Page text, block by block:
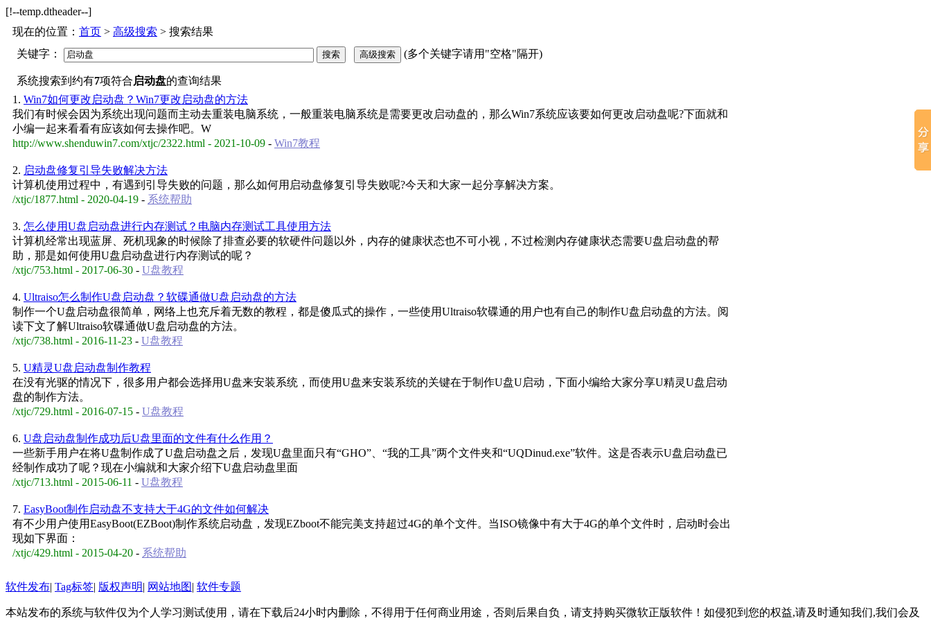
[!--temp.dtheader--]
现在的位置： 首页 > 高级搜索 > 搜索结果
关键字：
(多个关键字请用"空格"隔开)
系统搜索到约有7项符合启动盘的查询结果
1. Win7如何更改启动盘？Win7更改启动盘的方法
我们有时候会因为系统出现问题而主动去重装电脑系统，一般重装电脑系统是需要更改启动盘的，那么Win7系统应该要如何更改启动盘呢?下面就和
小编一起来看看有应该如何去操作吧。W
http://www.shenduwin7.com/xtjc/2322.html - 2021-10-09 - Win7教程
2. 启动盘修复引导失败解决方法
计算机使用过程中，有遇到引导失败的问题，那么如何用启动盘修复引导失败呢?今天和大家一起分享解决方案。
/xtjc/1877.html - 2020-04-19 - 系统帮助
3. 怎么使用U盘启动盘进行内存测试？电脑内存测试工具使用方法
计算机经常出现蓝屏、死机现象的时候除了排查必要的软硬件问题以外，内存的健康状态也不可小视，不过检测内存健康状态需要U盘启动盘的帮
助，那是如何使用U盘启动盘进行内存测试的呢？
/xtjc/753.html - 2017-06-30 - U盘教程
4. Ultraiso怎么制作U盘启动盘？软碟通做U盘启动盘的方法
制作一个U盘启动盘很简单，网络上也充斥着无数的教程，都是傻瓜式的操作，一些使用Ultraiso软碟通的用户也有自己的制作U盘启动盘的方法。阅
读下文了解Ultraiso软碟通做U盘启动盘的方法。
/xtjc/738.html - 2016-11-23 - U盘教程
5. U精灵U盘启动盘制作教程
在没有光驱的情况下，很多用户都会选择用U盘来安装系统，而使用U盘来安装系统的关键在于制作U盘U启动，下面小编给大家分享U精灵U盘启动
盘的制作方法。
/xtjc/729.html - 2016-07-15 - U盘教程
6. U盘启动盘制作成功后U盘里面的文件有什么作用？
一些新手用户在将U盘制作成了U盘启动盘之后，发现U盘里面只有“GHO”、“我的工具”两个文件夹和“UQDinud.exe”软件。这是否表示U盘启动盘已
经制作成功了呢？现在小编就和大家介绍下U盘启动盘里面
/xtjc/713.html - 2015-06-11 - U盘教程
7. EasyBoot制作启动盘不支持大于4G的文件如何解决
有不少用户使用EasyBoot(EZBoot)制作系统启动盘，发现EZboot不能完美支持超过4G的单个文件。当ISO镜像中有大于4G的单个文件时，启动时会出
现如下界面：
/xtjc/429.html - 2015-04-20 - 系统帮助
软件发布| Tag标签| 版权声明| 网站地图| 软件专题
本站发布的系统与软件仅为个人学习测试使用，请在下载后24小时内删除，不得用于任何商业用途，否则后果自负，请支持购买微软正版软件！如侵犯到您的权益,请及时通知我们,我们会及